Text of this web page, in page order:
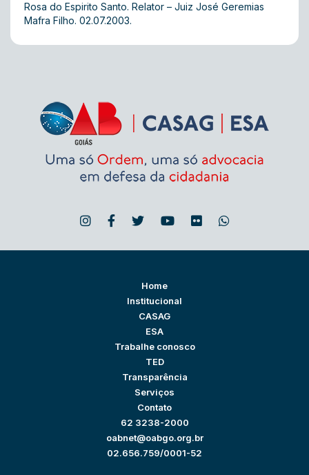
Rosa do Espirito Santo. Relator – Juiz José Geremias
Mafra Filho. 02.07.2003.
Home
Institucional
CASAG
ESA
Trabalhe conosco
TED
Transparência
Serviços
Contato
62 3238-2000
oabnet@oabgo.org.br
02.656.759/0001-52